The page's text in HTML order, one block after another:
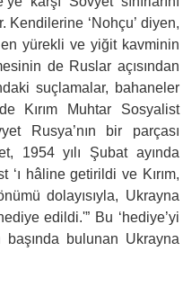
Kendilerine ‘Nohçu’ diyen,
en yürekli ve yiğit kavminin
de Ruslar açısından
suçlamalar, bahaneler
Kırım Muhtar Sosyalist
Rusya’nın bir parçası
1954 yılı Şubat ayında
‘ı hâline getirildi ve Kırım,
dolayı­sıyla, Ukrayna
edildi.'” Bu ‘hediye’yi
bulunan Uk­rayna